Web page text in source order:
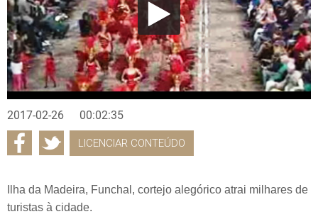
2017-02-26 00:02:35
LICENCIAR CONTEÚDO
Ilha da Madeira, Funchal, cortejo alegórico atrai milhares de
turistas à cidade.